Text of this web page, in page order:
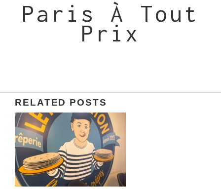
Paris À Tout
Prix
RELATED POSTS